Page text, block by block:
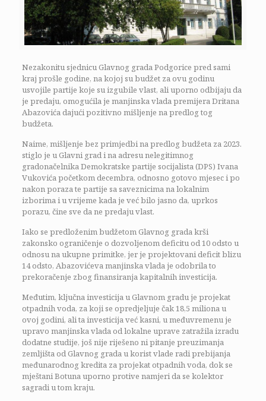
Nezakonitu sjednicu Glavnog grada Podgorice pred sami
kraj prošle godine, na kojoj su budžet za ovu godinu
usvojile partije koje su izgubile vlast, ali uporno odbijaju da
je predaju, omogućila je manjinska vlada premijera Dritana
Abazovića dajući pozitivno mišljenje na predlog tog
budžeta.
Naime, mišljenje bez primjedbi na predlog budžeta za 2023.
stiglo je u Glavni grad i na adresu nelegitimnog
gradonačelnika Demokratske partije socijalista (DPS) Ivana
Vukovića početkom decembra, odnosno gotovo mjesec i po
nakon poraza te partije sa saveznicima na lokalnim
izborima i u vrijeme kada je već bilo jasno da, uprkos
porazu, čine sve da ne predaju vlast.
Iako se predloženim budžetom Glavnog grada krši
zakonsko ograničenje o dozvoljenom deficitu od 10 odsto u
odnosu na ukupne primitke, jer je projektovani deficit blizu
14 odsto, Abazovićeva manjinska vlada je odobrila to
prekoračenje zbog finansiranja kapitalnih investicija.
Međutim, ključna investicija u Glavnom gradu je projekat
otpadnih voda, za koji se opredjeljuje čak 18,5 miliona u
ovoj godini, ali ta investicija već kasni, u međuvremenu je
upravo manjinska vlada od lokalne uprave zatražila izradu
dodatne studije, još nije riješeno ni pitanje preuzimanja
zemljišta od Glavnog grada u korist vlade radi prebijanja
međunarodnog kredita za projekat otpadnih voda, dok se
mještani Botuna uporno protive namjeri da se kolektor
sagradi u tom kraju.